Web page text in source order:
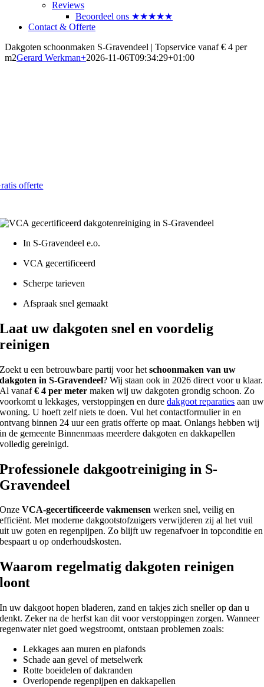
Reviews
Beoordeel ons ★★★★★
Contact & Offerte
Dakgoten schoonmaken S-Gravendeel | Topservice vanaf € 4 per
m2Gerard Werkman+2026-11-06T09:34:29+01:00
offerte
In S-Gravendeel e.o.
VCA gecertificeerd
Scherpe tarieven
Afspraak snel gemaakt
Laat uw dakgoten snel en voordelig
reinigen
Zoekt u een betrouwbare partij voor hetschoonmaken van uw
dakgoten in S-Gravendeel? Wij staan ook in 2026 direct voor u klaar.
Al vanaf€ 4 per meter maken wij uw dakgoten grondig schoon. Zo
voorkomt u lekkages, verstoppingen en duredakgoot reparaties aan uw
woning. U hoeft zelf niets te doen. Vul het contactformulier in en
ontvang binnen 24 uur een gratis offerte op maat. Onlangs hebben wij
in de gemeente Binnenmaas meerdere dakgoten en dakkapellen
volledig gereinigd.
Professionele dakgootreiniging in S-
Gravendeel
OnzeVCA-gecertificeerde vakmensen werken snel, veilig en
efficiënt. Met moderne dakgootstofzuigers verwijderen zij al het vuil
uit uw goten en regenpijpen. Zo blijft uw regenafvoer in topconditie en
bespaart u op onderhoudskosten.
Waarom regelmatig dakgoten reinigen
loont
In uw dakgoot hopen bladeren, zand en takjes zich sneller op dan u
denkt. Zeker na de herfst kan dit voor verstoppingen zorgen. Wanneer
regenwater niet goed wegstroomt, ontstaan problemen zoals:
Lekkages aan muren en plafonds
Schade aan gevel of metselwerk
Rotte boeidelen of dakranden
Overlopende regenpijpen en dakkapellen